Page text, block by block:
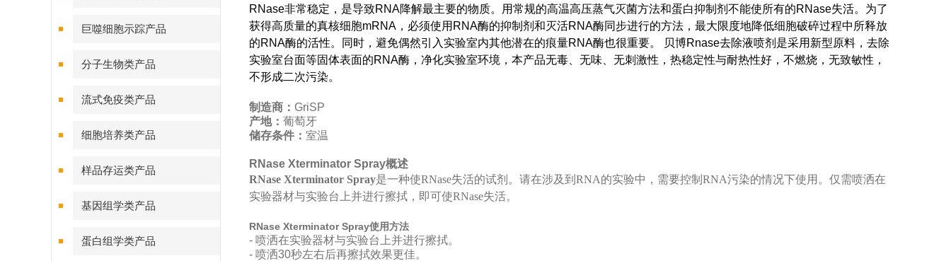
巨噬细胞示踪产品
分子生物类产品
流式免疫类产品
细胞培养类产品
样品存运类产品
基因组学类产品
蛋白组学类产品
RNase非常稳定，是导致RNA降解最主要的物质。用常规的高温高压蒸气灭菌方法和蛋白抑制剂不能使所有的RNase失活。为了
获得高质量的真核细胞mRNA，必须使用RNA酶的抑制剂和灭活RNA酶同步进行的方法，最大限度地降低细胞破碎过程中所释放
的RNA酶的活性。同时，避免偶然引入实验室内其他潜在的痕量RNA酶也很重要。 贝博Rnase去除液喷剂是采用新型原料，去除
实验室台面等固体表面的RNA酶，净化实验室环境，本产品无毒、无味、无刺激性，热稳定性与耐热性好，不燃烧，无致敏性，
不形成二次污染。
制造商： GriSP
产地： 葡萄牙
储存条件： 室温
RNase Xterminator Spray概述
RNase Xterminator Spray是一种使RNase失活的试剂。请在涉及到RNA的实验中，需要控制RNA污染的情况下使用。仅需喷洒在
实验器材与实验台上并进行擦拭，即可使RNase失活。
RNase Xterminator Spray使用方法
- 喷洒在实验器材与实验台上并进行擦拭。
- 喷洒30秒左右后再擦拭效果更佳。